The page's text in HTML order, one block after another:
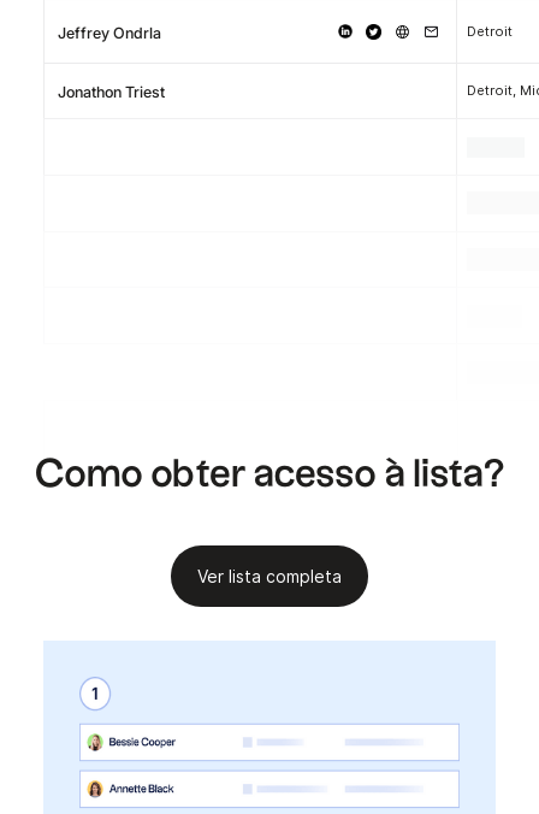
Jeffrey Ondrla Detroit
Jonathon Triest Detroit,
Como obter acesso à lista?
Ver lista completa